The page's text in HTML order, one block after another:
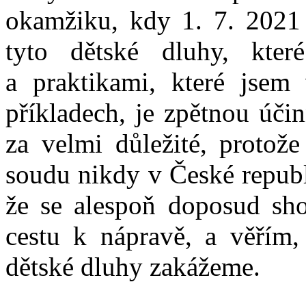
okamžiku, kdy 1. 7.
tyto dětské dluhy,
a praktikami, které
příkladech, je zpětnou
za velmi důležité,
soudu nikdy v České
že se alespoň doposud
cestu k nápravě, a
dětské dluhy zakážeme.